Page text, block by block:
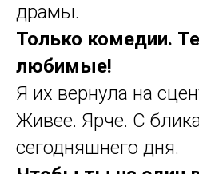
драмы.
Только комедии.
любимые!
Я их вернула на
Живее. Ярче. С
сегодняшнего дня.